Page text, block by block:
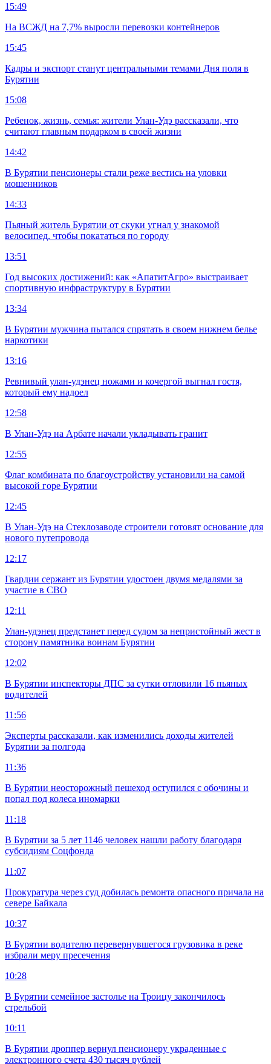
15:49
На ВСЖД на 7,7% выросли перевозки контейнеров
15:45
Кадры и экспорт станут центральными темами Дня поля в
Бурятии
15:08
Ребенок, жизнь, семья: жители Улан-Удэ рассказали, что
считают главным подарком в своей жизни
14:42
В Бурятии пенсионеры стали реже вестись на уловки
мошенников
14:33
Пьяный житель Бурятии от скуки угнал у знакомой
велосипед, чтобы покататься по городу
13:51
Год высоких достижений: как «АпатитАгро» выстраивает
спортивную инфраструктуру в Бурятии
13:34
В Бурятии мужчина пытался спрятать в своем нижнем белье
наркотики
13:16
Ревнивый улан-удэнец ножами и кочергой выгнал гостя,
который ему надоел
12:58
В Улан-Удэ на Арбате начали укладывать гранит
12:55
Флаг комбината по благоустройству установили на самой
высокой горе Бурятии
12:45
В Улан-Удэ на Стеклозаводе строители готовят основание для
нового путепровода
12:17
Гвардии сержант из Бурятии удостоен двумя медалями за
участие в СВО
12:11
Улан-удэнец предстанет перед судом за непристойный жест в
сторону памятника воинам Бурятии
12:02
В Бурятии инспекторы ДПС за сутки отловили 16 пьяных
водителей
11:56
Эксперты рассказали, как изменились доходы жителей
Бурятии за полгода
11:36
В Бурятии неосторожный пешеход оступился с обочины и
попал под колеса иномарки
11:18
В Бурятии за 5 лет 1146 человек нашли работу благодаря
субсидиям Соцфонда
11:07
Прокуратура через суд добилась ремонта опасного причала на
севере Байкала
10:37
В Бурятии водителю перевернувшегося грузовика в реке
избрали меру пресечения
10:28
В Бурятии семейное застолье на Троицу закончилось
стрельбой
10:11
В Бурятии дроппер вернул пенсионеру украденные с
электронного счета 430 тысяч рублей